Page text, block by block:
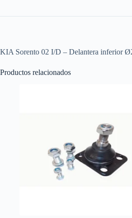
KIA Sorento 02 I/D – Delantera inferior
Productos relacionados